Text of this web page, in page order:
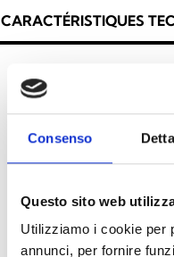
Consenso
Questo sito web
Utilizziamo i cookie per
annunci, per fornire
CARACTÉRISTIQUES
Caractéristiques
In/Out Bandwidth